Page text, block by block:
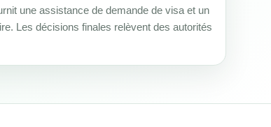
une assistance de demande de visa et un
Les décisions finales relèvent des autorités